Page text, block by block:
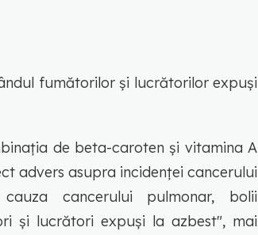
fumătorilor și lucrătorilor expuși
de beta-caroten și vitamina A
advers asupra incidenței cancerului
cancerului pulmonar, bolii
și lucrători expuși la azbest", mai